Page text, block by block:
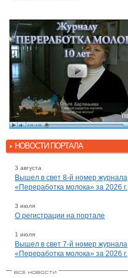
НОВОСТИ ПОРТАЛА
3 августа
Вышел в свет 8-й номер журнала
«Переработка молока» за 2026 г.
3 июля
О регистрации на портале
1 июля
Вышел в свет 7-й номер журнала
«Переработка молока» за 2026 г.